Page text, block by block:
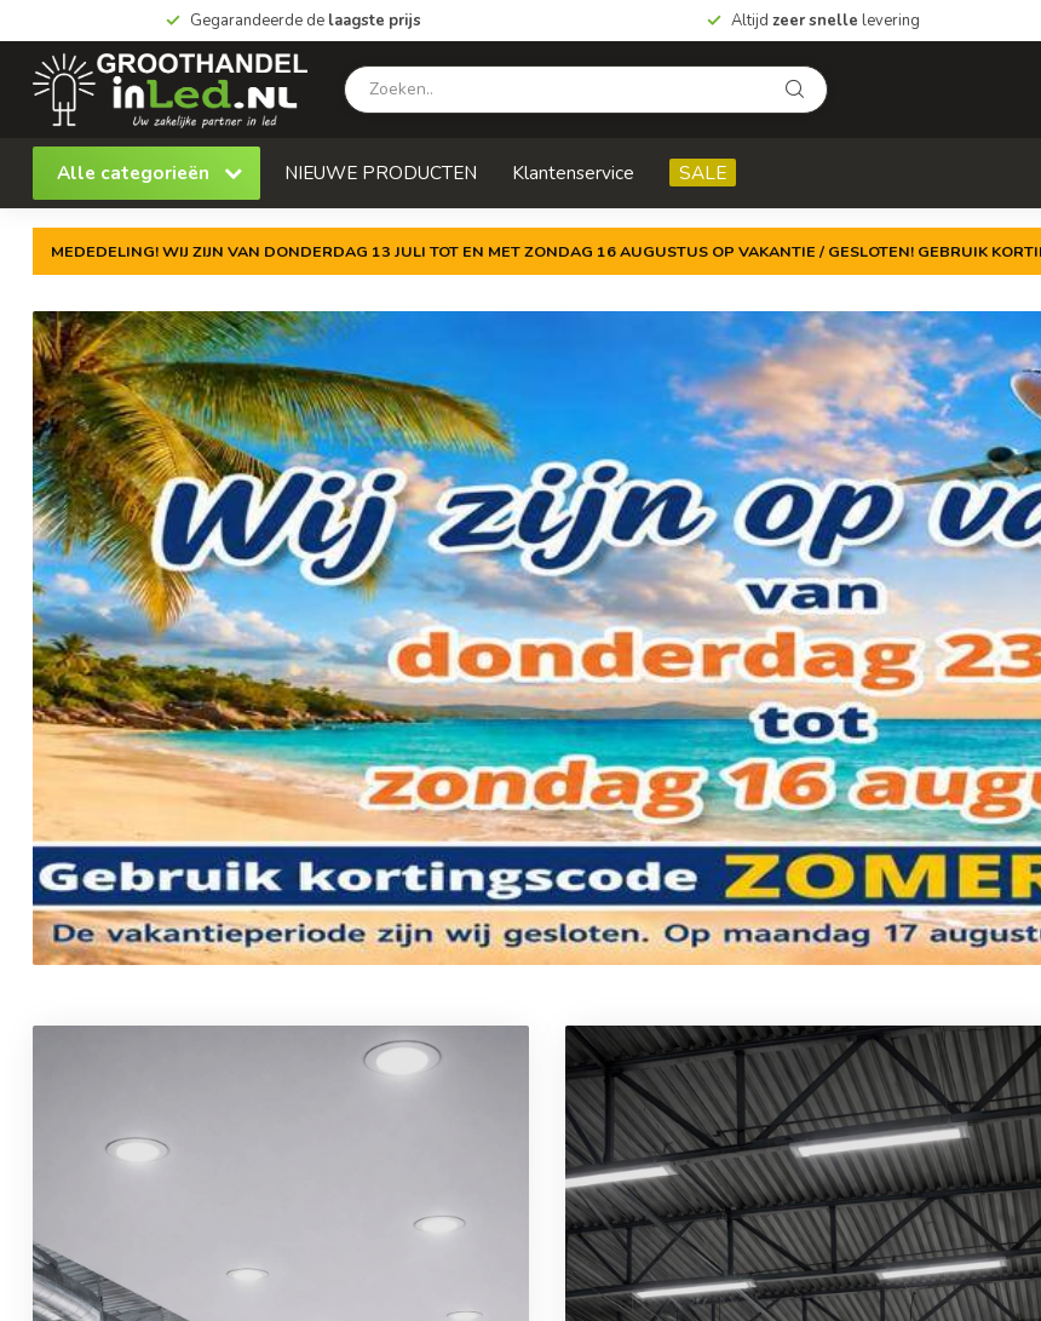
Gegarandeerde de laagste prijs Altijd zeer snelle levering
Alle categorieën NIEUWE PRODUCTEN Klantenservice SALE
MEDEDELING! WIJ ZIJN VAN DONDERDAG 13 JULI TOT EN MET ZONDAG 16 AUGUSTUS OP VAKANTIE / GESLOTEN! GEBRUIK